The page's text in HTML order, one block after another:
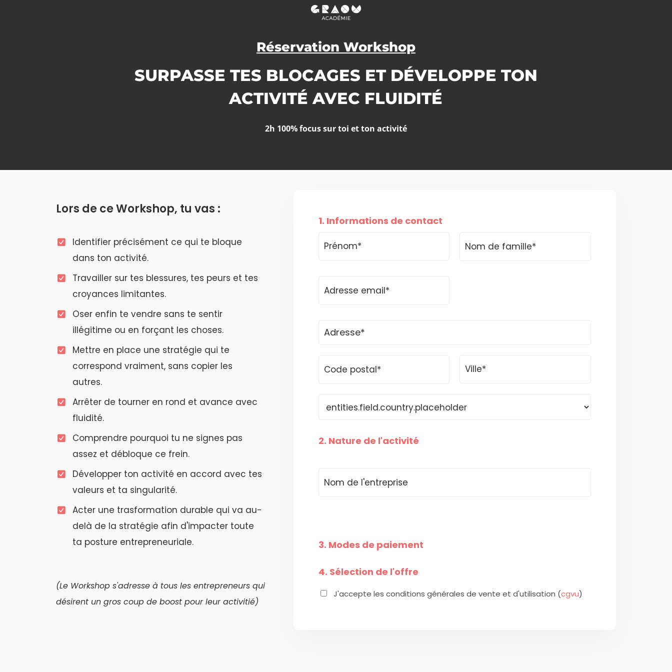
Réservation Workshop
SURPASSE TES BLOCAGES ET DÉVELOPPE TON
ACTIVITÉ AVEC FLUIDITÉ
2h 100% focus sur toi et ton activité
Lors de ce Workshop, tu vas :
Identifier précisément ce qui te bloque
dans ton activité.
Travailler sur tes blessures, tes peurs et tes
croyances limitantes.
Oser enfin te vendre sans te sentir
illégitime ou en forçant les choses.
Mettre en place une stratégie qui te
correspond vraiment, sans copier les
autres.
Arrêter de tourner en rond et avance avec
fluidité.
Comprendre pourquoi tu ne signes pas
assez et débloque ce frein.
Développer ton activité en accord avec tes
valeurs et ta singularité.
Acter une trasformation durable qui va au-
delà de la stratégie afin d'impacter toute
ta posture entrepreneuriale.
(Le Workshop s'adresse à tous les entrepreneurs qui
désirent un gros coup de boost pour leur activitié)
1. Informations de contact
2. Nature de l'activité
3. Modes de paiement
4. Sélection de l'offre
J'accepte les conditions générales de vente et d'utilisation (cgvu)